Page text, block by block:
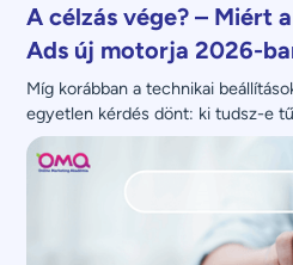
A célzás vége? – Miért
Ads új motorja 2026-
Míg korábban a technikai
egyetlen kérdés dönt: ki tudsz-e
üzenettel?